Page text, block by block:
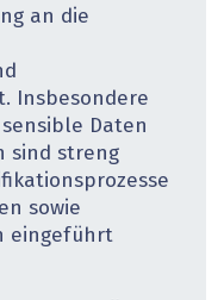
an die
Insbesondere
Daten
sind streng
sowie
eingeführt